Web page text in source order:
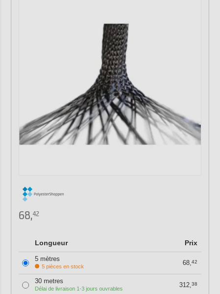
68,42
Longueur Prix
5 mètres
5 pièces en stock 68,42
30 metres
Délai de livraison 1-3 jours ouvrables 312,38